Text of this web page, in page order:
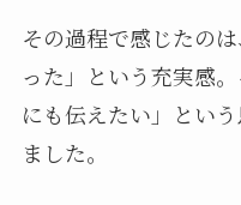
その過程で感じたの
った」という充実感
にも伝えたい」とい
ました。